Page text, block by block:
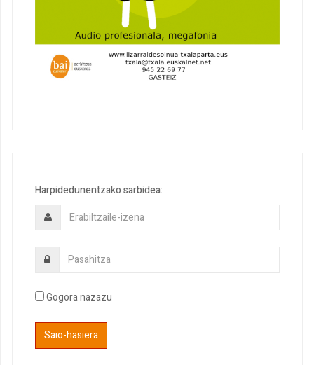
Harpidedunentzako sarbidea:
Gogora nazazu